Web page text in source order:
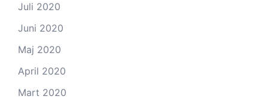
Juli 2020
Juni 2020
Maj 2020
April 2020
Mart 2020